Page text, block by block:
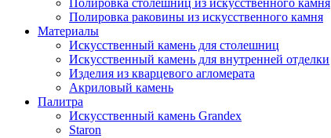
Полировка столешниц из искусственного камня
Полировка раковины из искусственного камня
Материалы
Искусственный камень для столешниц
Искусственный камень для внутренней отделки
Изделия из кварцевого агломерата
Акриловый камень
Палитра
Искусственный камень Grandex
Staron